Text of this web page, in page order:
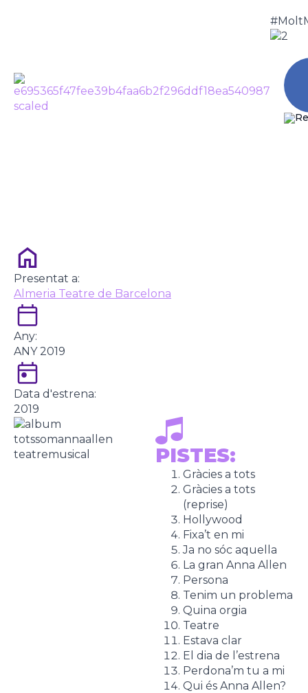
TOTS SOM ANNA ALLEN
Tornar
Presentat a:
Almeria Teatre de Barcelona
Any:
ANY 2019
Data d'estrena:
2019
PISTES:
Gràcies a tots
Gràcies a tots
(reprise)
Hollywood
Fixa’t en mi
Ja no sóc aquella
La gran Anna Allen
Persona
Tenim un problema
Quina orgia
Teatre
Estava clar
El dia de l’estrena
Perdona’m tu a mi
Qui és Anna Allen?